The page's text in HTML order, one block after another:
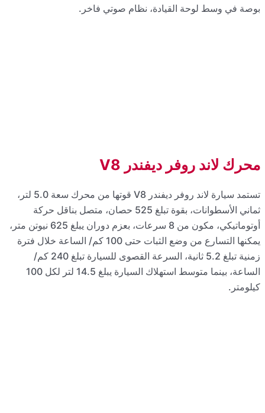
تستمد سيارة لاند روفر ديفندر V8 قوتها من محرك سعة 5.0 لتر،
حركة
أوتوماتيكي، مكون من 8 سرعات، بعزم دوران يبلغ 625 نيوتن متر،
كم/ الساعة خلال فترة
زمنية تبلغ 5.2 ثانية، السرعة القصوى للسيارة تبلغ 240 كم/
الساعة، بينما متوسط استهلاك السيارة يبلغ 14.5 لتر لكل 100